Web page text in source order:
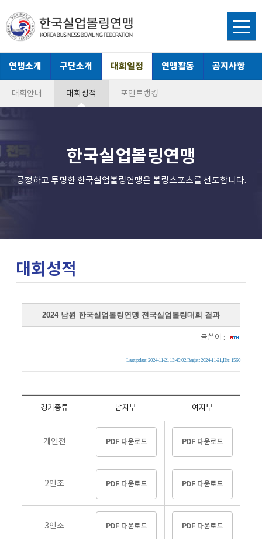
연맹소개 구단소개 대회일정 연맹활동 공지사항
대회안내 대회성적 포인트랭킹
한국실업볼링연맹
공정하고 투명한 한국실업볼링연맹은 볼링스포츠를 선도합니다.
대회성적
2024 남원 한국실업볼링연맹 전국실업볼링대회 결과
글쓴이 :
Lastupdate : 2024-11-21 13:49:02, Regist : 2024-11-21, Hit : 1560
경기종류 남자부 여자부
개인전 PDF 다운로드 PDF 다운로드
2인조 PDF 다운로드 PDF 다운로드
3인조 PDF 다운로드 PDF 다운로드